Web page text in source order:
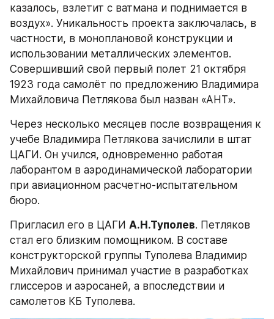
казалось, взлетит с ватмана и поднимается в
воздух». Уникальность проекта заключалась, в
частности, в моноплановой конструкции и
использовании металлических элементов.
Совершивший свой первый полет 21 октября
1923 года самолёт по предложению Владимира
Михайловича Петлякова был назван «АНТ».
Через несколько месяцев после возвращения к
учебе Владимира Петлякова зачислили в штат
ЦАГИ. Он учился, одновременно работая
лаборантом в аэродинамической лаборатории
при авиационном расчетно-испытательном
бюро.
Пригласил его в ЦАГИ А.Н.Туполев. Петляков
стал его близким помощником. В составе
конструкторской группы Туполева Владимир
Михайлович принимал участие в разработках
глиссеров и аэросаней, а впоследствии и
самолетов КБ Туполева.